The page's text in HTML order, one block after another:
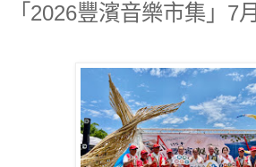
「2026豐濱音樂市集」7